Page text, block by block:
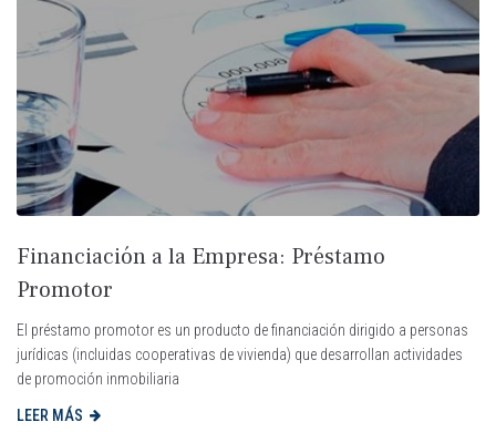
Financiación a la Empresa: Préstamo
Promotor
El préstamo promotor es un producto de financiación dirigido a personas
jurídicas (incluidas cooperativas de vivienda) que desarrollan actividades
de promoción inmobiliaria
LEER MÁS